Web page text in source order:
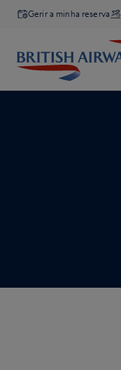
Gerir a minha reserva